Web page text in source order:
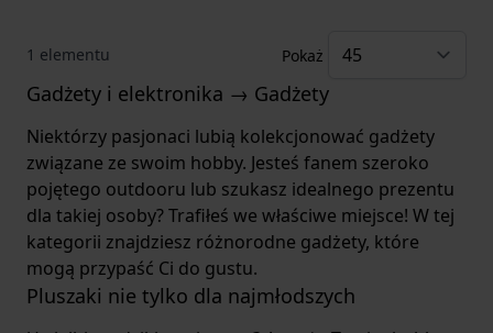
1 elementu Pokaż
Gadżety i elektronika → Gadżety
Niektórzy pasjonaci lubią kolekcjonować gadżety
związane ze swoim hobby. Jesteś fanem szeroko
pojętego outdooru lub szukasz idealnego prezentu
dla takiej osoby? Trafiłeś we właściwe miejsce! W tej
kategorii znajdziesz różnorodne gadżety, które
mogą przypaść Ci do gustu.
Pluszaki nie tylko dla najmłodszych